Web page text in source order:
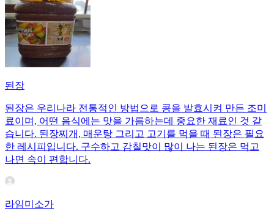
된장
된장은 우리나라 전통적인 방법으로 콩을 발효시켜 만든 조미
료이며, 어떤 음식에는 맛을 가름하는데 중요한 재료인 것 같
습니다. 된장찌개, 매운탕 그리고 고기를 먹을 때 된장은 필요
한 레시피입니다. 구수하고 감칠맛이 많이 나는 된장은 먹고
나면 속이 편합니다.
라임미소가